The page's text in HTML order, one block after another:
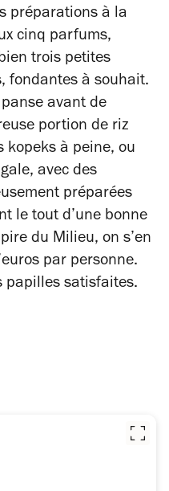
préparations à la
cinq parfums,
trois petites
fondantes à souhait.
avant de
portion de riz
kopeks à peine, ou
avec des
préparées
le tout d’une bonne
du Milieu, on s’en
par personne.
papilles satisfaites.